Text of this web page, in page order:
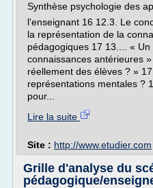
Synthèse psychologie des
l'enseignant 16 12.3. Le
la représentation de la
pédagogiques 17 13.... «
connaissances antérieures
réellement des élèves ? »
représentations mentales ?
pour...
Lire la suite
Site : http://www.etudier.com
Grille d'analyse du
pédagogique/